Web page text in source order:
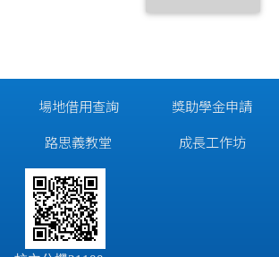
場地借用查詢
路思義教堂
獎助學金申請
成長工作坊